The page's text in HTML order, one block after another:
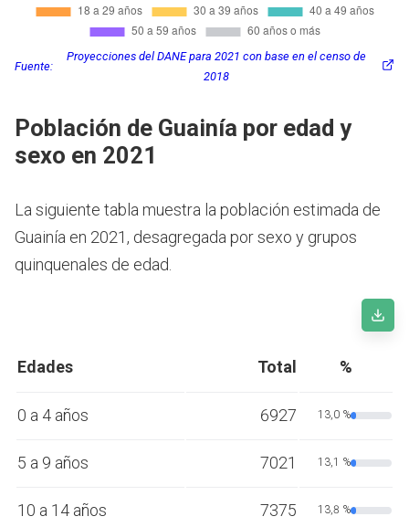
Fuente:
Proyecciones del DANE para 2021 con base en el censo de
2018
Población de Guainía por edad y
sexo en 2021
La siguiente tabla muestra la población estimada de
Guainía en 2021, desagregada por sexo y grupos
quinquenales de edad.
Edades Total %
0 a 4 años 6927 13,0 %
5 a 9 años 7021 13,1 %
10 a 14 años 7375 13,8 %